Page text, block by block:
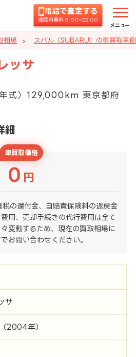
電話で査定する
通話料無料 8:00~22:00
メニュー
相場 スバル（SUBARU）の車買取事
ッサ
式）129,000km 東京都府
細
車買取価格
0 円
の還付金、自賠責保険料の返戻金
用、売却手続きの代行費用は全て
変動するため、現在の買取相場に
お問い合わせください。
サ
2004年）